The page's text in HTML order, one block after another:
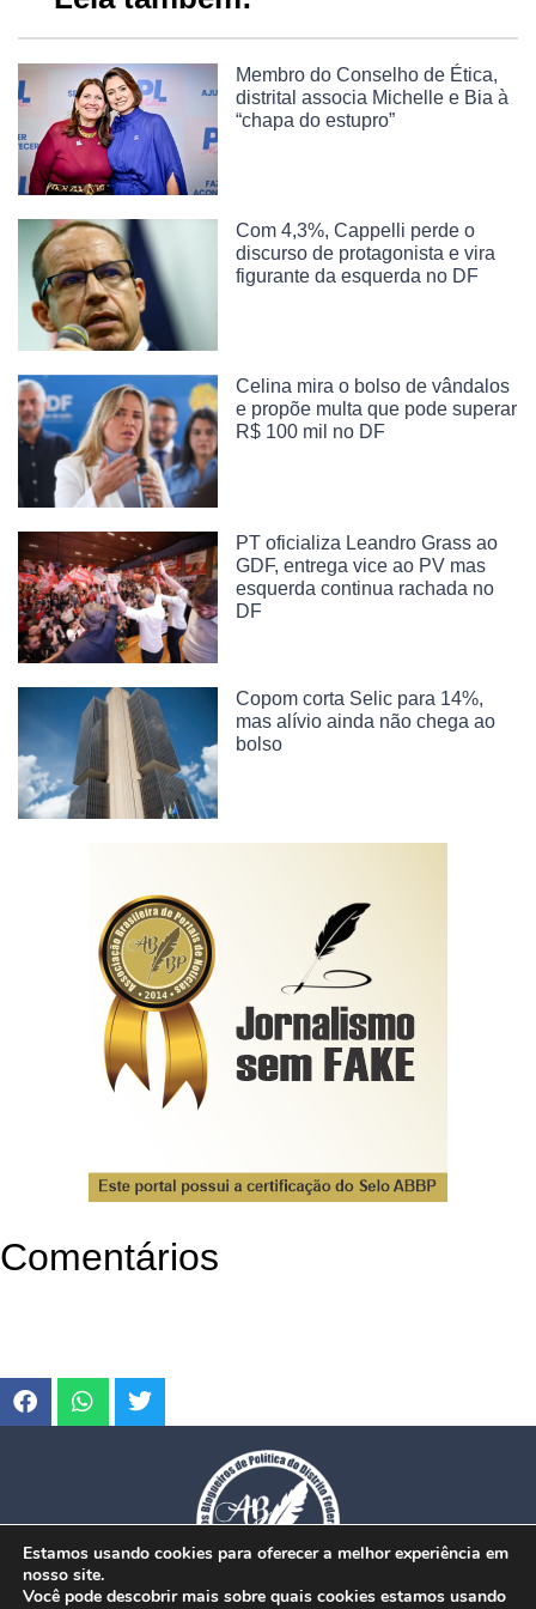
Membro do Conselho de Ética,
distrital associa Michelle e Bia à
“chapa do estupro”
Com 4,3%, Cappelli perde o
discurso de protagonista e vira
figurante da esquerda no DF
Celina mira o bolso de vândalos
e propõe multa que pode superar
R$ 100 mil no DF
PT oficializa Leandro Grass ao
GDF, entrega vice ao PV mas
esquerda continua rachada no
DF
Copom corta Selic para 14%,
mas alívio ainda não chega ao
bolso
Comentários
Estamos usando cookies para oferecer a melhor experiência em
nosso site.
Você pode descobrir mais sobre quais cookies estamos usando